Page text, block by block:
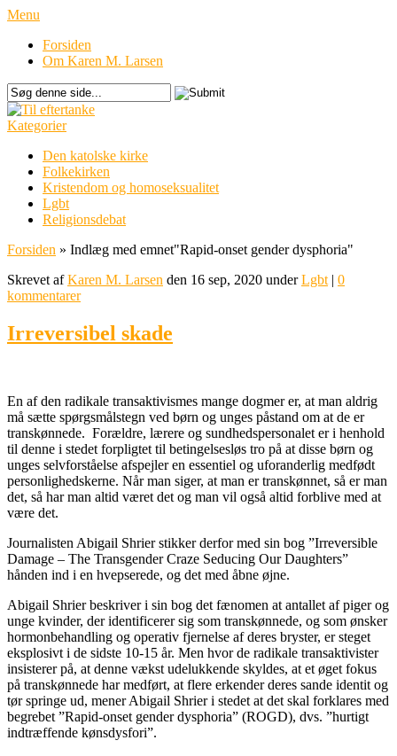
Menu
Forsiden
Om Karen M. Larsen
Kategorier
Den katolske kirke
Folkekirken
Kristendom og homoseksualitet
Lgbt
Religionsdebat
Forsiden » Indlæg med emnet"Rapid-onset gender dysphoria"
Skrevet afKaren M. Larsen den 16 sep, 2020 underLgbt | 0
kommentarer
Irreversibel skade
En af den radikale transaktivismes mange dogmer er, at man aldrig
må sætte spørgsmålstegn ved børn og unges påstand om at de er
transkønnede. Forældre, lærere og sundhedspersonalet er i henhold
til denne i stedet forpligtet til betingelsesløs tro på at disse børn og
unges selvforståelse afspejler en essentiel og uforanderlig medfødt
personlighedskerne. Når man siger, at man er transkønnet, så er man
det, så har man altid været det og man vil også altid forblive med at
være det.
Journalisten Abigail Shrier stikker derfor med sin bog ”Irreversible
Damage – The Transgender Craze Seducing Our Daughters”
hånden ind i en hvepserede, og det med åbne øjne.
Abigail Shrier beskriver i sin bog det fænomen at antallet af piger og
unge kvinder, der identificerer sig som transkønnede, og som ønsker
hormonbehandling og operativ fjernelse af deres bryster, er steget
eksplosivt i de sidste 10-15 år. Men hvor de radikale transaktivister
insisterer på, at denne vækst udelukkende skyldes, at et øget fokus
på transkønnede har medført, at flere erkender deres sande identit og
tør springe ud, mener Abigail Shrier i stedet at det skal forklares med
begrebet ”Rapid-onset gender dysphoria” (ROGD), dvs. ”hurtigt
indtræffende kønsdysfori”.